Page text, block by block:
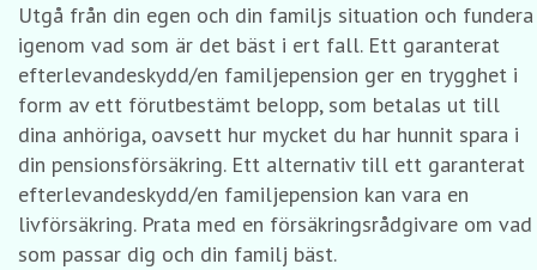
Utgå från din egen och din familjs situation och fundera
igenom vad som är det bäst i ert fall. Ett garanterat
efterlevandeskydd/en familjepension ger en trygghet i
form av ett förutbestämt belopp, som betalas ut till
dina anhöriga, oavsett hur mycket du har hunnit spara i
din pensionsförsäkring. Ett alternativ till ett garanterat
efterlevandeskydd/en familjepension kan vara en
livförsäkring. Prata med en försäkringsrådgivare om vad
som passar dig och din familj bäst.